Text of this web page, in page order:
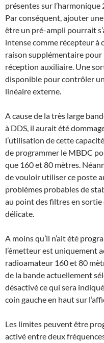
présentes sur l’harmonique
Par conséquent, ajouter
être un pré-ampli pourrait
intense comme récepteur à
raison supplémentaire pour
réception auxiliaire. Une
disponible pour contrôler
linéaire externe.
A cause de la très large
à DDS, il aurait été
l’utilisation de cette
de programmer le MBDC
que 160 et 80 mètres.
de vouloir utiliser ce poste
problèmes probables de
au point des filtres en sortie
délicate.
A moins qu’il n’ait été
l’émetteur est uniquement
radioamateur 160 et 80
de la bande actuellement
désactivé ce qui sera
coin gauche en haut sur
Les limites peuvent être
activé entre deux